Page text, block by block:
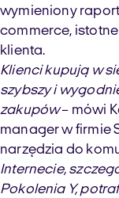
wymieniony
commerce,
klienta.
Klienci kupują w
szybszy i
zakupów– mówi
manager w firmie
narzędzia do
Internecie,
Pokolenia Y,